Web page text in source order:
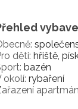
děti: hřiště,
bazén
okolí: rybaření